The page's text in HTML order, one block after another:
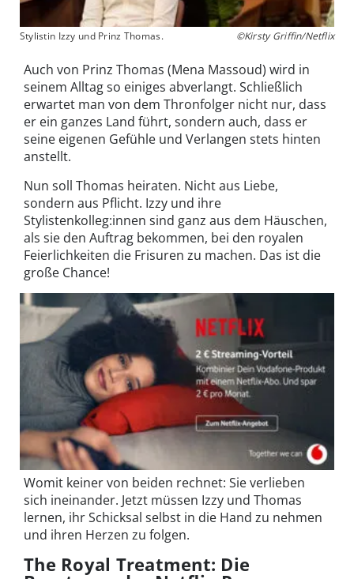
Stylistin Izzy und Prinz Thomas. ©Kirsty Griffin/Netflix
Auch von Prinz Thomas (Mena Massoud) wird in
seinem Alltag so einiges abverlangt. Schließlich
erwartet man von dem Thronfolger nicht nur, dass
er ein ganzes Land führt, sondern auch, dass er
seine eigenen Gefühle und Verlangen stets hinten
anstellt.
Nun soll Thomas heiraten. Nicht aus Liebe,
sondern aus Pflicht. Izzy und ihre
Stylistenkolleg:innen sind ganz aus dem Häuschen,
als sie den Auftrag bekommen, bei den royalen
Feierlichkeiten die Frisuren zu machen. Das ist die
große Chance!
Womit keiner von beiden rechnet: Sie verlieben
sich ineinander. Jetzt müssen Izzy und Thomas
lernen, ihr Schicksal selbst in die Hand zu nehmen
und ihren Herzen zu folgen.
The Royal Treatment: Die